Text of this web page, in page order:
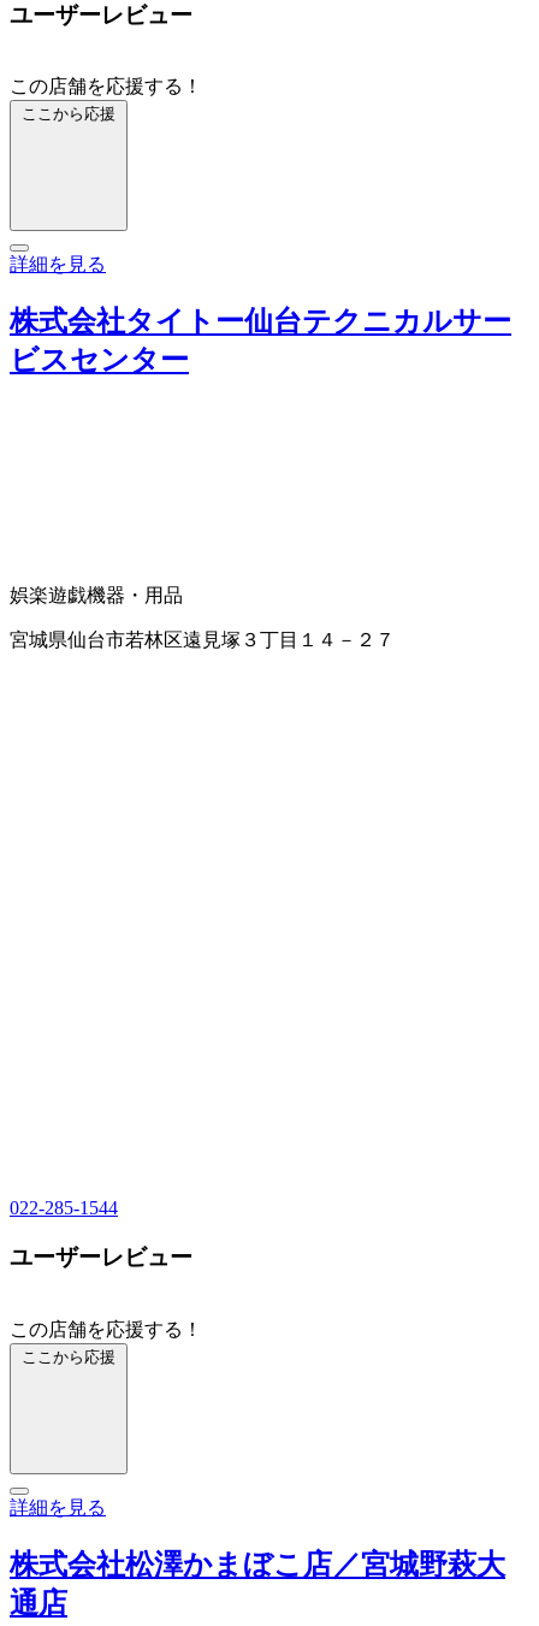
ユーザーレビュー
この店舗を応援する！
ここから応援
詳細を見る
株式会社タイトー仙台テクニカルサー
ビスセンター
娯楽遊戯機器・用品
宮城県仙台市若林区遠見塚３丁目１４－２７
022-285-1544
ユーザーレビュー
この店舗を応援する！
ここから応援
詳細を見る
株式会社松澤かまぼこ店／宮城野萩大
通店